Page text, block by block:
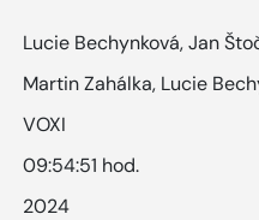
Lucie Bechynková,Jan
Martin Zahálka, Lucie
VOXI
09:54:51 hod.
2024